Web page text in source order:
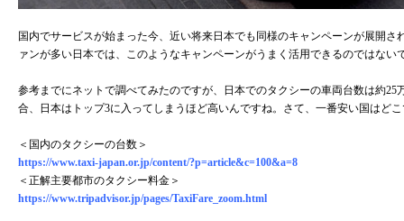
国内でサービスが始まった今、近い将来日本でも同様のキャンペーンが展開
ァンが多い日本では、このようなキャンペーンがうまく活用できるのではない
参考までにネットで調べてみたのですが、日本でのタクシーの車両台数は約
合、日本はトップ3に入ってしまうほど高いんですね。さて、一番安い国はど
＜国内のタクシーの台数＞
https://www.taxi-japan.or.jp/content/?p=article&c=100&a=8
＜正解主要都市のタクシー料金＞
https://www.tripadvisor.jp/pages/TaxiFare_zoom.html